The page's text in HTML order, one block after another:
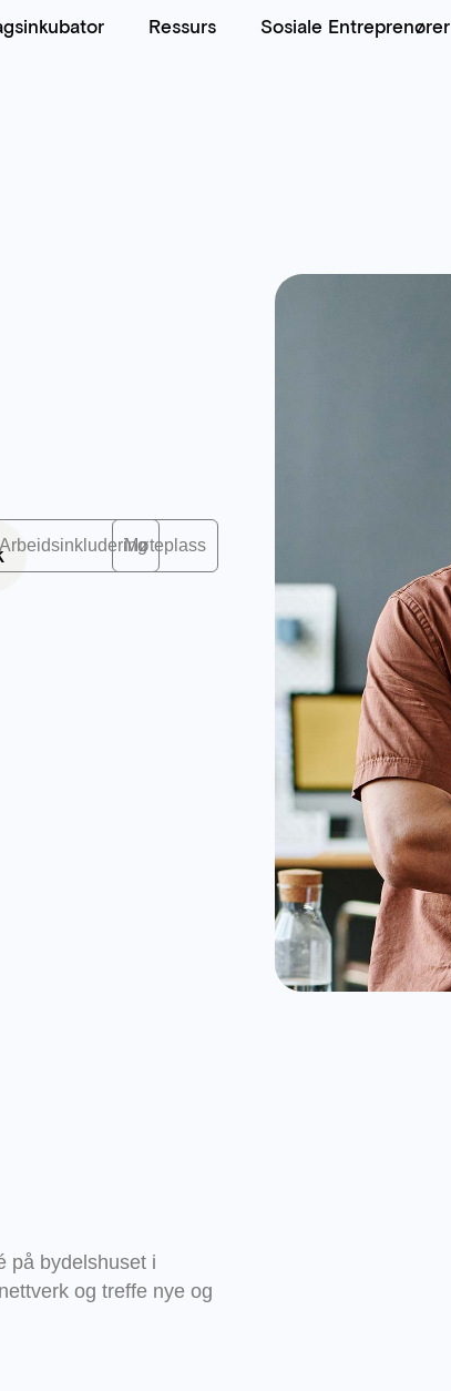
Ressurs Sosiale Entreprenører
ArbeidsinkluderingMøteplass
på bydelshuset i
og treffe nye og